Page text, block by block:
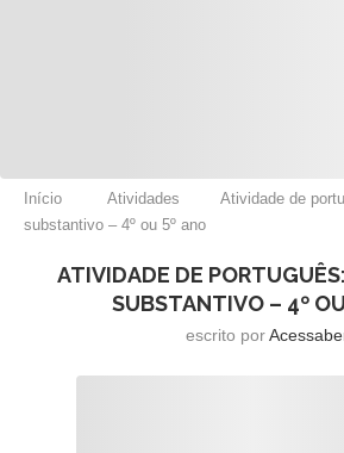
Início Atividades
Atividade de
substantivo – 4º ou 5º ano
ATIVIDADE DE
SUBSTANTIVO – 4º
escrito por